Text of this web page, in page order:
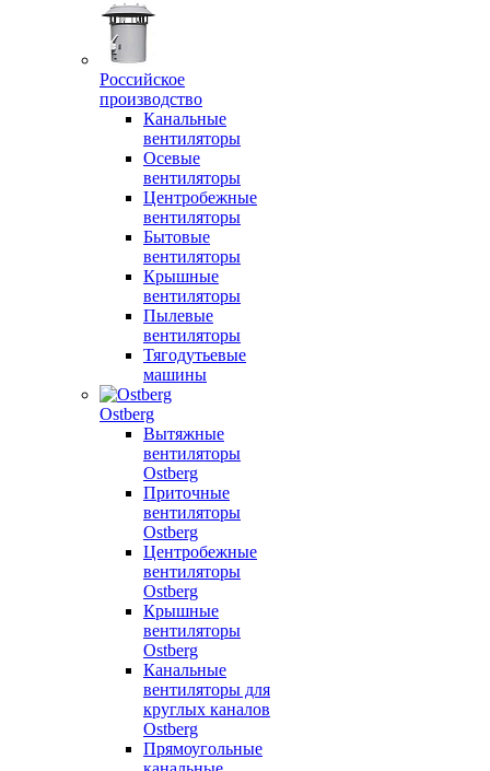
Российское
производство
Канальные
вентиляторы
Осевые
вентиляторы
Центробежные
вентиляторы
Бытовые
вентиляторы
Крышные
вентиляторы
Пылевые
вентиляторы
Тягодутьевые
машины
Ostberg
Вытяжные
вентиляторы
Ostberg
Приточные
вентиляторы
Ostberg
Центробежные
вентиляторы
Ostberg
Крышные
вентиляторы
Ostberg
Канальные
вентиляторы для
круглых каналов
Ostberg
Прямоугольные